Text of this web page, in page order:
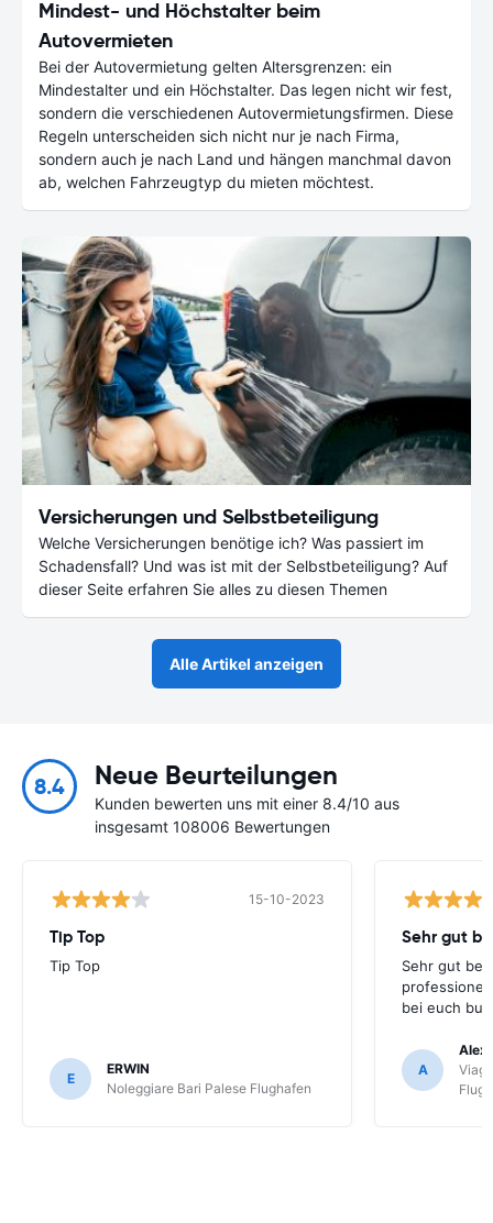
Mindest- und Höchstalter beim
Autovermieten
Bei der Autovermietung gelten Altersgrenzen: ein
Mindestalter und ein Höchstalter. Das legen nicht wir fest,
sondern die verschiedenen Autovermietungsfirmen. Diese
Regeln unterscheiden sich nicht nur je nach Firma,
sondern auch je nach Land und hängen manchmal davon
ab, welchen Fahrzeugtyp du mieten möchtest.
Versicherungen und Selbstbeteiligung
Welche Versicherungen benötige ich? Was passiert im
Schadensfall? Und was ist mit der Selbstbeteiligung? Auf
dieser Seite erfahren Sie alles zu diesen Themen
Alle Artikel anzeigen
8.4 Neue Beurteilungen
Kunden bewerten uns mit einer 8.4/10 aus
insgesamt 108006 Bewertungen
15-10-2023
Tip Top
Tip Top
E
ERWIN
Noleggiare Bari Palese Flughafen
Sehr gut
Sehr gut bei
bei euch
A
Alex